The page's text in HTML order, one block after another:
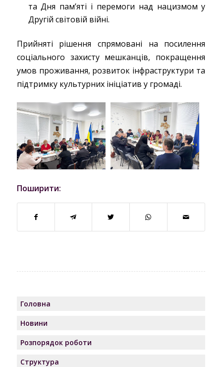
та Дня пам’яті і перемоги над нацизмом у
Другій світовій війні.
Прийняті рішення спрямовані на посилення
соціального захисту мешканців, покращення
умов проживання, розвиток інфраструктури та
підтримку культурних ініціатив у громаді.
Поширити:
Головна
Новини
Розпорядок роботи
Структура